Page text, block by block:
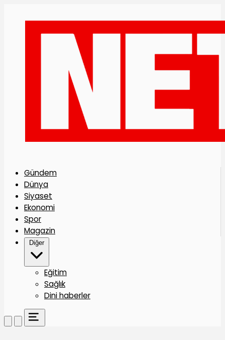
Gündem
Dünya
Siyaset
Ekonomi
Spor
Magazin
Diğer
Eğitim
Sağlık
Dini haberler